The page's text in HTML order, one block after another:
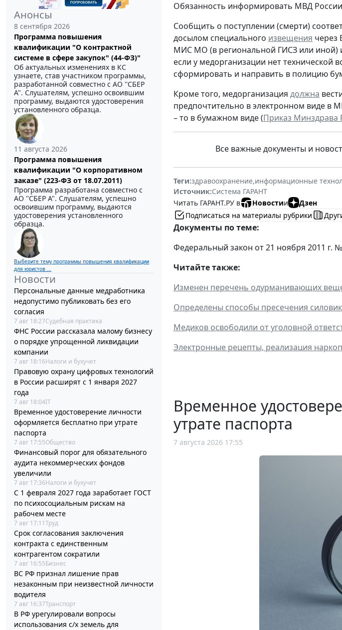
Анонсы
8 сентября 2026
Программа повышения
квалификации "О контрактной
системе в сфере закупок" (44-ФЗ)"
Об актуальных изменениях в КС
узнаете, став участником программы,
разработанной совместно с АО ''СБЕР
А". Слушателям, успешно освоившим
программу, выдаются удостоверения
установленного образца.
11 августа 2026
Программа повышения
квалификации "О корпоративном
заказе" (223-ФЗ от 18.07.2011)
Программа разработана совместно с
АО ''СБЕР А". Слушателям, успешно
освоившим программу, выдаются
удостоверения установленного
образца.
Выберите тему программы повышения квалификации
для юристов ...
Новости
Персональные данные медработника
недопустимо публиковать без его
согласия
7 авг 18:27Судебная практика
ФНС России рассказала малому бизнесу
о порядке упрощенной ликвидации
компании
7 авг 18:16Налоги и бухучет
Правовую охрану цифровых технологий
в России расширят с 1 января 2027
года
7 авг 18:04IT
Временное удостоверение личности
оформляется бесплатно при утрате
паспорта
7 авг 17:55Общество
Финансовый порог для обязательного
аудита некоммерческих фондов
увеличили
7 авг 17:36Налоги и бухучет
С 1 февраля 2027 года заработает ГОСТ
по психосоциальным рискам на
рабочем месте
7 авг 17:11Труд
Срок согласования заключения
контракта с единственным
контрагентом сократили
7 авг 16:55Бизнес
ВС РФ признал лишение прав
незаконным при неизвестной личности
водителя
7 авг 16:37Транспорт
В РФ урегулировали вопросы
использования с/х земель для
Обязанность информировать МВД
Сообщить о поступлении (смерти)
досылом специального извещения через
МИС МО (в региональной ГИСЗ или иной)
если у медорганизации нет
сформировать и направить в полицию
Кроме того, медорганизация должна
предпочтительно в электронном виде в
– то в бумажном виде (Приказ Минздрава
Все важные документы и
Теги:здравоохранение,информационные
Источник:Система ГАРАНТ
Читать ГАРАНТ.РУ в
Новостии
Дзен
Подписаться на материалы рубрики
Документы по теме:
Федеральный закон от 21 ноября 2011 г.
Читайте также:
Изменен перечень одурманивающих
Определены способы пресечения
Медиков освободили от уголовной
Электронные рецепты, реализация
Временное
утрате паспорта
7 августа 2026 17:55